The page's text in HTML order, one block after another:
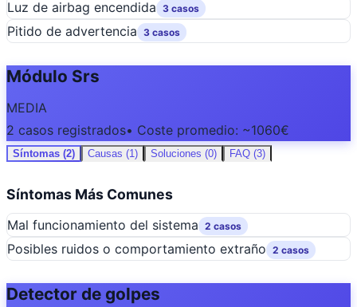
Luz de airbag encendida 3 casos
Pitido de advertencia 3 casos
Módulo Srs
MEDIA
2 casos registrados• Coste promedio: ~1060€
Síntomas (2) Causas (1) Soluciones (0) FAQ (3)
Síntomas Más Comunes
Mal funcionamiento del sistema 2 casos
Posibles ruidos o comportamiento extraño 2 casos
Detector de golpes